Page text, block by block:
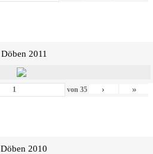
Döben 2011
von 35 › »
Döben 2010